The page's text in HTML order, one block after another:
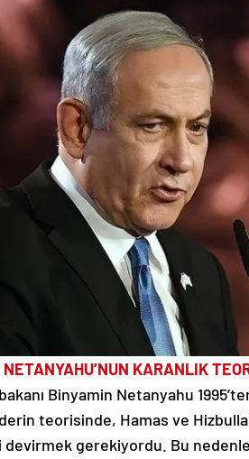
NETANYAHU’NUN KARANLIK
Binyamin Netanyahu
teorisinde, Hamas ve
gerekiyordu. Bu nedenle